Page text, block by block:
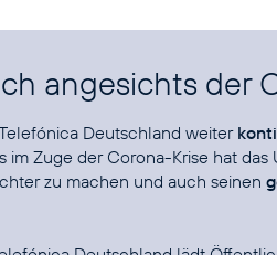
angesichts der
Deutschland weiter
im Zuge derCorona-Krise hat das
zu machen und auch seinen